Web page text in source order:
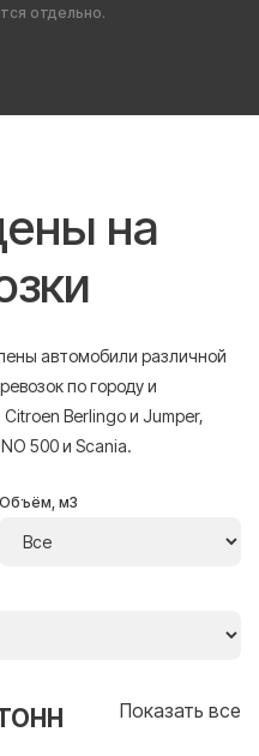
отдельно.
на
автомобили различной
по городу и
Berlingo и Jumper,
500 и Scania.
Объём, м3
Показать все